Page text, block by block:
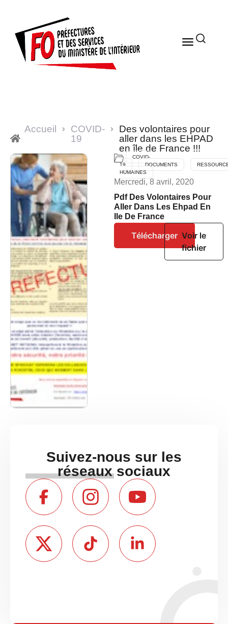
Accueil
COVID-
19
Des volontaires pour
aller dans les EHPAD
en île de France !!!
COVID-
19
DOCUMENTS
HUMAINES
Mercredi, 8 avril, 2020
Pdf Des Volontaires Pour
Aller Dans Les Ehpad En
Ile De France
Télécharger Voir le
fichier
Suivez-nous sur les
réseaux sociaux